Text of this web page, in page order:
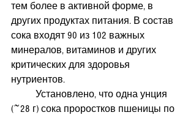
тем более в активной форме, в
других продуктах питания. В состав
сока входят 90 из 102 важных
минералов, витаминов и других
критических для здоровья
нутриентов.
(~28 г) сока проростков пшеницы по